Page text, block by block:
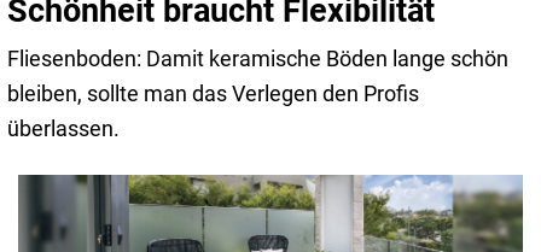
Schönheit braucht Flexibilität
Fliesenboden: Damit keramische Böden lange schön
bleiben, sollte man das Verlegen den Profis
überlassen.